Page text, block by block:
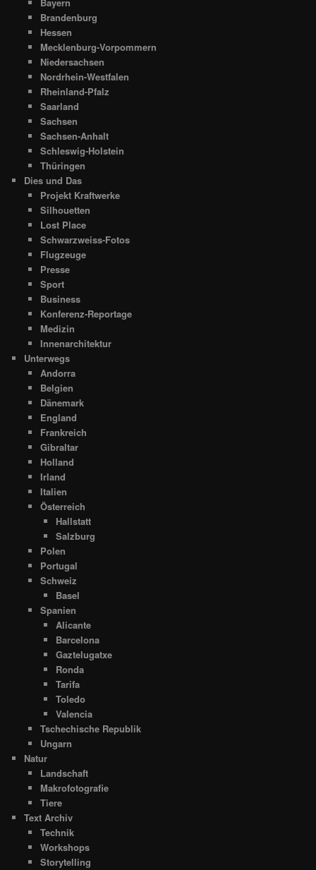
Bayern
Brandenburg
Hessen
Mecklenburg-Vorpommern
Niedersachsen
Nordrhein-Westfalen
Rheinland-Pfalz
Saarland
Sachsen
Sachsen-Anhalt
Schleswig-Holstein
Thüringen
Dies und Das
Projekt Kraftwerke
Silhouetten
Lost Place
Schwarzweiss-Fotos
Flugzeuge
Presse
Sport
Business
Konferenz-Reportage
Medizin
Innenarchitektur
Unterwegs
Andorra
Belgien
Dänemark
England
Frankreich
Gibraltar
Holland
Irland
Italien
Österreich
Hallstatt
Salzburg
Polen
Portugal
Schweiz
Basel
Spanien
Alicante
Barcelona
Gaztelugatxe
Ronda
Tarifa
Toledo
Valencia
Tschechische Republik
Ungarn
Natur
Landschaft
Makrofotografie
Tiere
Text Archiv
Technik
Workshops
Storytelling